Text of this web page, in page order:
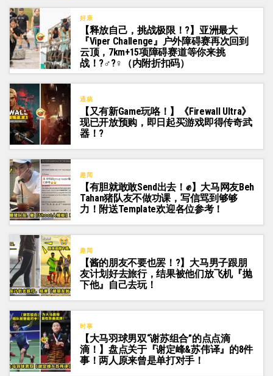
好康
【释放自己，挑战极限！?】亚洲最大
『Viper Challenge』户外障碍赛再次回到
云顶，7km+15项障碍赛道等你来挑
战！?‍♂️?‍♀️（内附折扣码）
通稿
【又有新Game玩咯！】《Firewall Ultra》
现已开放预购，即日起买游戏即得传奇武
器！?
趣闻
【有胆就敢敢Send出去！✊】大马网友Beh
Tahan猪队友不做功课，写信骂到够够
力！附送Template欢迎各位参考！
趣闻
【酱的朋友不要也罢！?】大马男子跟朋
友计划好去旅行，结果被他们放飞机『抛
下他』自己去玩！
时事
【大马羽球男双“谢苏组合”的点点滴
滴！】盘点关于『谢定峰&苏伟译』的8件
事！两人原来曾是单打对手！